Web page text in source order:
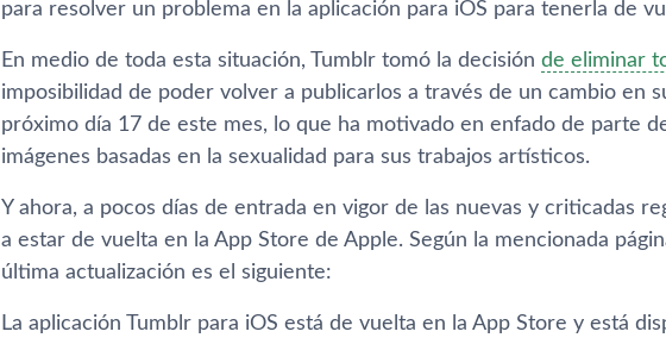
para resolver un problema en la aplicación para iOS para tenerla de
En medio de toda esta situación, Tumblr tomó la decisión de eliminar
imposibilidad de poder volver a publicarlos a través de un cambio en
próximo dí­a 17 de este mes, lo que ha motivado en enfado de parte
imágenes basadas en la sexualidad para sus trabajos artí­sticos.
Y ahora, a pocos dí­as de entrada en vigor de las nuevas y criticadas
a estar de vuelta en la App Store de Apple. Según la mencionada
última actualización es el siguiente:
La aplicación Tumblr para iOS está de vuelta en la App Store y está